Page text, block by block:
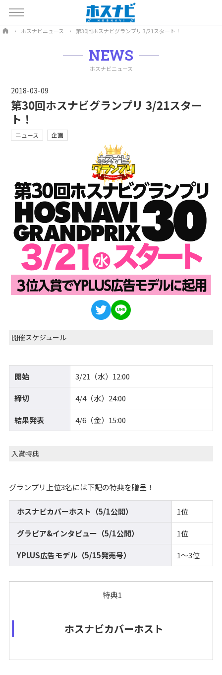
ホスナビニュース 第30回ホスナビグランプリ 3/21スタート！
NEWS
ホスナビニュース
2018-03-09
第30回ホスナビグランプリ 3/21スター
ト！
ニュース 企画
開催スケジュール
開始 3/21（水）12:00
締切 4/4（水）24:00
結果発表 4/6（金）15:00
入賞特典
グランプリ上位3名には下記の特典を贈呈！
ホスナビカバーホスト（5/1公開） 1位
グラビア&インタビュー（5/1公開） 1位
YPLUS広告モデル（5/15発売号） 1～3位
特典1
ホスナビカバーホスト